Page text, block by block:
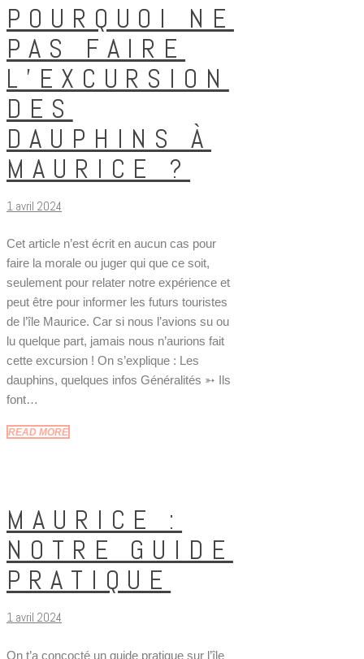
POURQUOI NE
PAS FAIRE
L’EXCURSION
DES
DAUPHINS À
MAURICE ?
1 avril 2024
Cet article n’est écrit en aucun cas pour
faire la morale ou juger qui que ce soit,
seulement pour relater notre expérience et
peut être pour informer les futurs touristes
de l’île Maurice. Car si nous l’avions su ou
lu quelque part, jamais nous n’aurions fait
cette excursion ! On s’explique : Les
dauphins, quelques infos Généralités ➳ Ils
font…
READ MORE
MAURICE :
NOTRE GUIDE
PRATIQUE
1 avril 2024
On t’a concocté un guide pratique sur l’île